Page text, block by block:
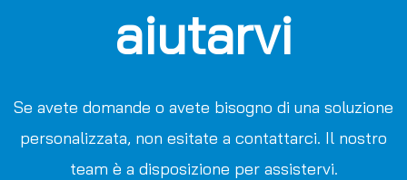
aiutarvi
Se avete domande o avete bisogno di una soluzione
personalizzata, non esitate a contattarci. Il nostro
team è a disposizione per assistervi.